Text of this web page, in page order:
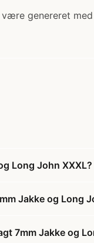
genereret
Long John XXXL?
Jakke og Long
7mm Jakke og